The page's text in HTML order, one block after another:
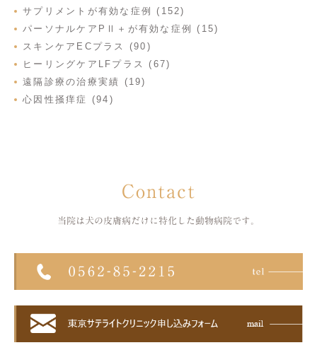
サプリメントが有効な症例 (152)
パーソナルケアPⅡ＋が有効な症例 (15)
スキンケアECプラス (90)
ヒーリングケアLFプラス (67)
遠隔診療の治療実績 (19)
心因性掻痒症 (94)
Contact
当院は犬の皮膚病だけに特化した 動物病院です。